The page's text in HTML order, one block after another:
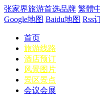
张家界旅游首选品牌 繁體
Google地图 Baidu地图 Rss
首页
旅游线路
酒店预订
风景图片
景区景点
会议会展